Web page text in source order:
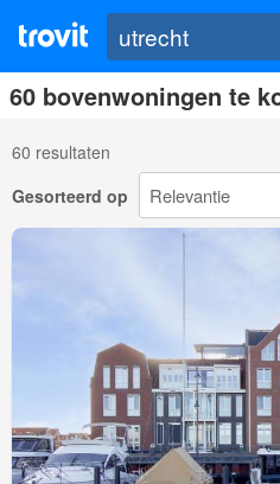
60 bovenwoningen te
60 resultaten
Gesorteerd op